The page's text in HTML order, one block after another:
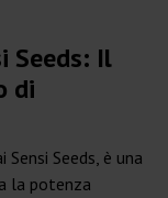
Seeds: Il
di
Seeds, è una
la potenza